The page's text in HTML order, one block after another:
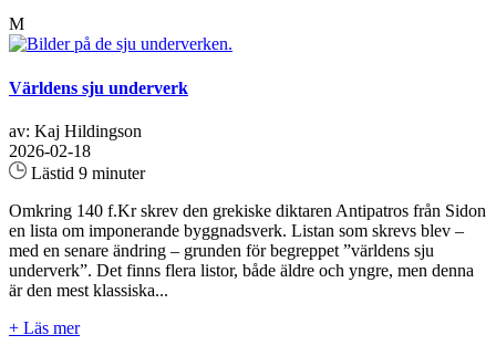
M
Världens sju underverk
av: Kaj Hildingson
2026-02-18
Lästid 9 minuter
Omkring 140 f.Kr skrev den grekiske diktaren Antipatros från Sidon
en lista om imponerande byggnadsverk. Listan som skrevs blev –
med en senare ändring – grunden för begreppet ”världens sju
underverk”. Det finns flera listor, både äldre och yngre, men denna
är den mest klassiska...
+ Läs mer